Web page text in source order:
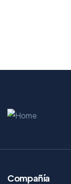
Compañía